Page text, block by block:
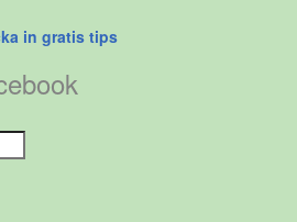
in gratis tips